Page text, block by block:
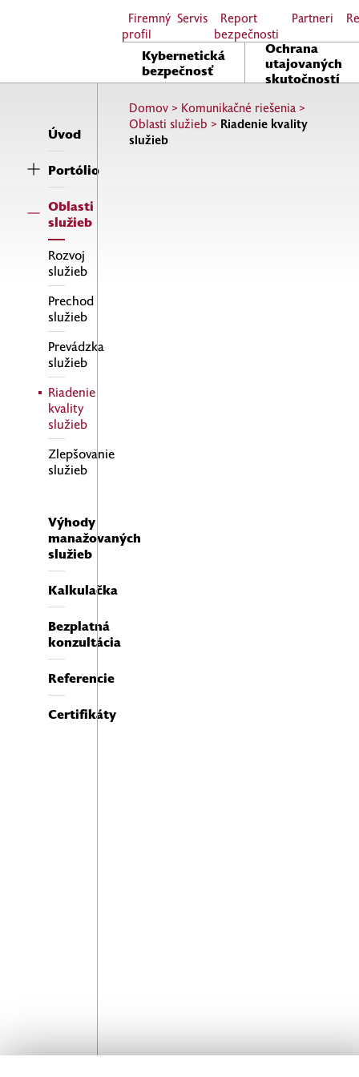
Firemný
profil
Servis
Report
bezpečnosti
Partneri
Kybernetická
bezpečnosť
Ochrana
utajovaných
skutočností
Domov> Komunikačné riešenia>
Oblasti služieb > Riadenie kvality
služieb
Úvod
Portólio
Oblasti
služieb
Rozvoj
služieb
Prechod
služieb
Prevádzka
služieb
Riadenie
kvality
služieb
Zlepšovanie
služieb
Výhody
manažovaných
služieb
Kalkulačka
Bezplatná
konzultácia
Referencie
Certifikáty